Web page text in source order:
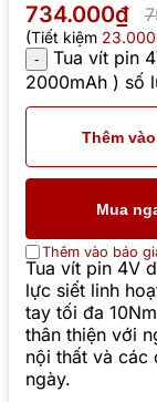
734.000₫
(Tiết kiệm
Tua vít pin
2000mAh ) số
Thêm
Mua
Thêm vào báo
Tua vít pin 4V
lực siết linh
tay tối đa
thân thiện với
nội thất và các
ngày.